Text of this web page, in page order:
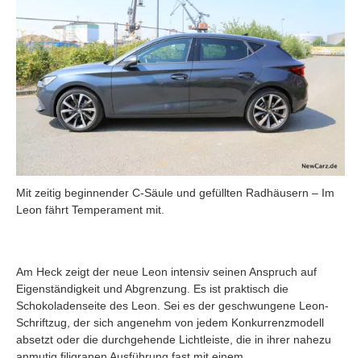
Mit zeitig beginnender C-Säule und gefüllten Radhäusern – Im
Leon fährt Temperament mit.
Am Heck zeigt der neue Leon intensiv seinen Anspruch auf
Eigenständigkeit und Abgrenzung. Es ist praktisch die
Schokoladenseite des Leon. Sei es der geschwungene Leon-
Schriftzug, der sich angenehm von jedem Konkurrenzmodell
absetzt oder die durchgehende Lichtleiste, die in ihrer nahezu